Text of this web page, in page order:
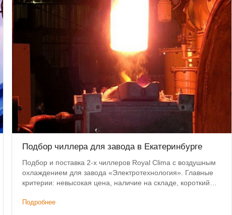
Подбор чиллера для завода в Екатеринбурге
Подбор и поставка 2-х чиллеров Royal Clima с воздушным
охлаждением для завода «Электротехнология». Главные
критерии: невысокая цена, наличие на складе, короткий
Подробнее